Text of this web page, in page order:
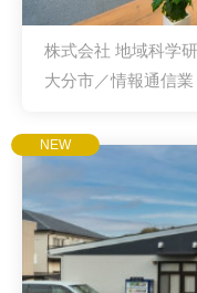
株式会社 地域科学
大分市／情報通信業
NEW